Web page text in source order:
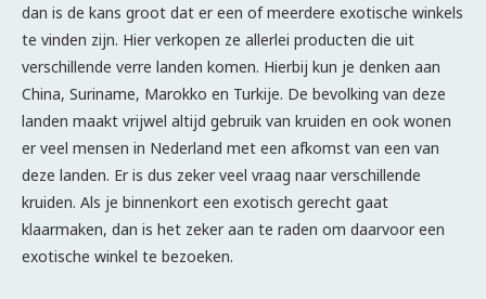
dan is de kans groot dat er een of meerdere exotische winkels
te vinden zijn. Hier verkopen ze allerlei producten die uit
verschillende verre landen komen. Hierbij kun je denken aan
China, Suriname, Marokko en Turkije. De bevolking van deze
landen maakt vrijwel altijd gebruik van kruiden en ook wonen
er veel mensen in Nederland met een afkomst van een van
deze landen. Er is dus zeker veel vraag naar verschillende
kruiden. Als je binnenkort een exotisch gerecht gaat
klaarmaken, dan is het zeker aan te raden om daarvoor een
exotische winkel te bezoeken.